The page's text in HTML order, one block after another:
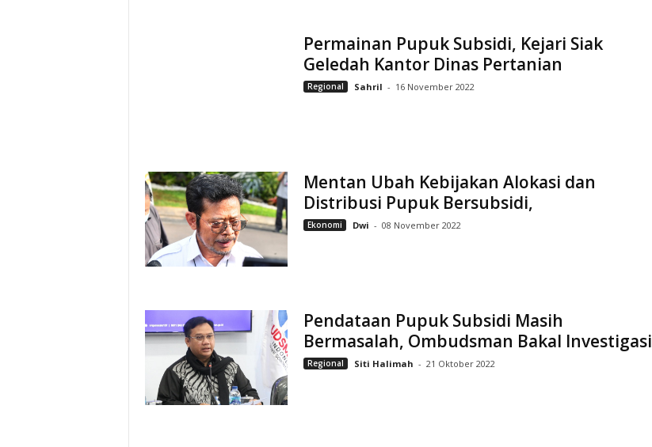
Permainan Pupuk Subsidi, Kejari Siak
Geledah Kantor Dinas Pertanian
Regional Sahril - 16 November 2022
Mentan Ubah Kebijakan Alokasi dan
Distribusi Pupuk Bersubsidi,
Ekonomi Dwi - 08 November 2022
Pendataan Pupuk Subsidi Masih
Bermasalah, Ombudsman Bakal Investigasi
Regional Siti Halimah - 21 Oktober 2022